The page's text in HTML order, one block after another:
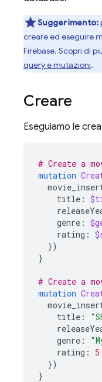
Suggerimento:
creare ed eseguire
Firebase. Scopri di
query e mutazioni.
Creare
Eseguiamo le
# Create a
mutation
title :
genre :
rating :
})
}
# Create a
mutation
title :
genre :
rating :
5
})
}